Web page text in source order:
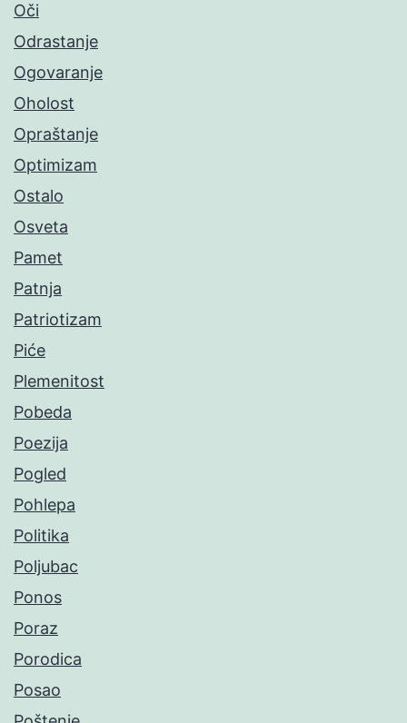
Oči
Odrastanje
Ogovaranje
Oholost
Opraštanje
Optimizam
Ostalo
Osveta
Pamet
Patnja
Patriotizam
Piće
Plemenitost
Pobeda
Poezija
Pogled
Pohlepa
Politika
Poljubac
Ponos
Poraz
Porodica
Posao